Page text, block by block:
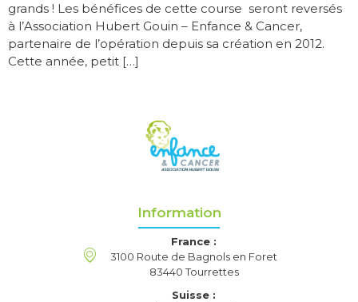
grands ! Les bénéfices de cette course seront reversés
à l’Association Hubert Gouin – Enfance & Cancer,
partenaire de l’opération depuis sa création en 2012.
Cette année, petit […]
Information
France :
3100 Route de Bagnols en Foret
83440 Tourrettes
Suisse :